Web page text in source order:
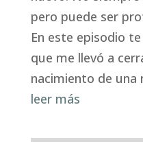
pero puede ser
En este episodio
que me llevó a
nacimiento de una
leer más